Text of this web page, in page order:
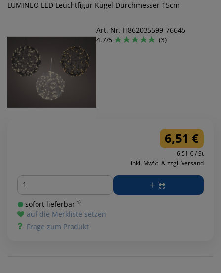
LUMINEO LED Leuchtfigur Kugel Durchmesser 15cm
Art.-Nr. H862035599-76645
4.7/5
(3)
6,51 €
6.51 € / St
inkl. MwSt. & zzgl. Versand
Menge
sofort lieferbar ¹⁾
auf die Merkliste setzen
Frage zum Produkt